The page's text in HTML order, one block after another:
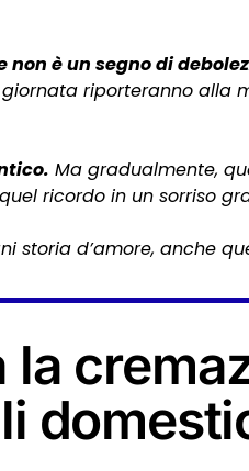
è un segno di
riporteranno alla
Ma gradualmente,
quel ricordo in un sorriso
storia d’amore, anche